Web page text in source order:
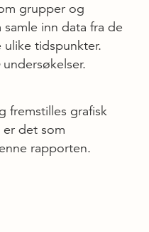
grupper og
inn data fra de
ulike tidspunkter.
undersøkelser.
fremstilles grafisk
det som
rapporten.